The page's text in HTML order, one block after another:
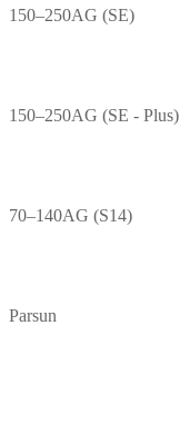
150–250AG (SE)
150–250AG (SE - Plus)
70–140AG (S14)
Parsun